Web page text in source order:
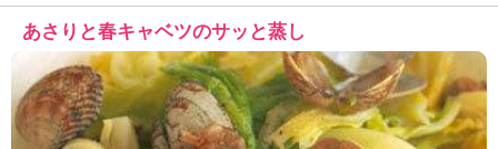
あさりと春キャベツのサッと蒸し